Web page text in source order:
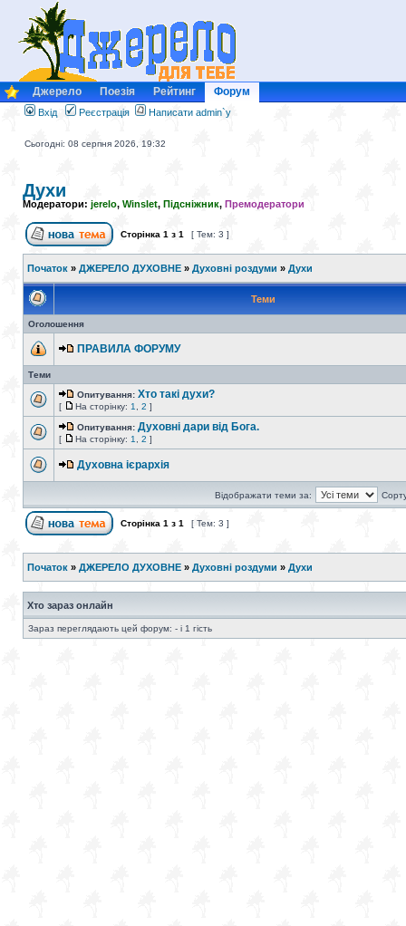
Джерело Поезія Рейтинг Форум
Вхід Реєстрація Написати admin`у
Сьогодні: 08 серпня 2026, 19:32
Духи
Модератори: jerelo, Winslet, Підсніжник, Премодератори
Сторінка 1 з 1 [ Тем: 3 ]
Початок » ДЖЕРЕЛО ДУХОВНЕ » Духовні роздуми » Духи
Теми
Оголошення
ПРАВИЛА ФОРУМУ
Теми
Опитування: Хто такі духи?
[ На сторінку: 1 2 ]
Опитування: Духовні дари від Бога.
[ На сторінку: 1 2 ]
Духовна ієрархія
Відображати теми за:
Сторінка 1 з 1 [ Тем: 3 ]
Початок » ДЖЕРЕЛО ДУХОВНЕ » Духовні роздуми » Духи
Хто зараз онлайн
Зараз переглядають цей форум: - і 1 гість